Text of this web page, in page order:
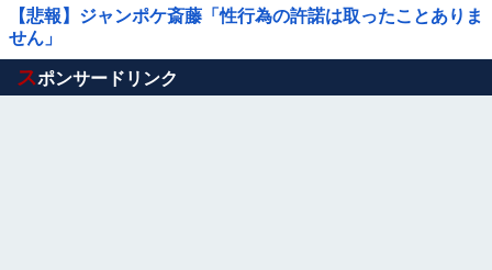
【悲報】ジャンポケ斎藤「性行為の許諾は取ったことありま
せん」
Powered by livedoor 相互RSS
スポンサードリンク